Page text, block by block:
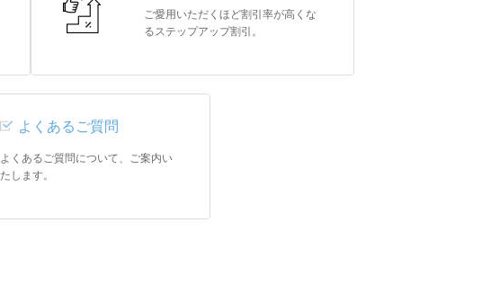
ご愛用いただくほど割引率が高くな
るステップアップ割引。
よくあるご質問
よくあるご質問について、ご案内い
たします。